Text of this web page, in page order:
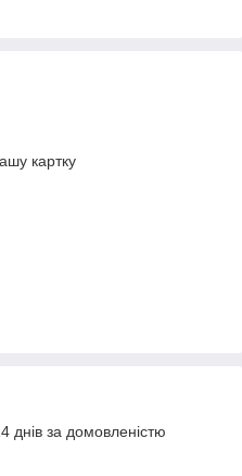
картку
днів за домовленістю